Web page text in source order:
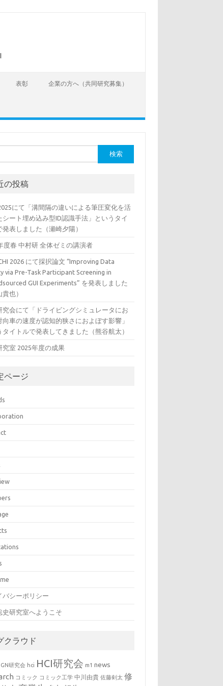
表彰 企業の方へ（共同研究募集）
の投稿
にて「溝間隔の違いによる筆圧変化を活
シート埋め込み型ID認識手法」というタイ
発表しました（瀬崎夕陽）
度春 中村研 全体ゼミの講演者
2026 にて採択論文 “Improving Data
via Pre-Task Participant Screening in
GUI Experiments” を発表しました
貴也）
究会にて「ドライビングシミュレータにお
向車の速度が認知的狭さにおよぼす影響」
タイトルで発表してきました（熊谷航太）
究室 2025年度の成果
ページ
バシーポリシー
史研究室へようこそ
クラウド
GN研究会 hci HCI研究会 m1 news
コミック コミック工学 中川由貴 佐藤剣太 修